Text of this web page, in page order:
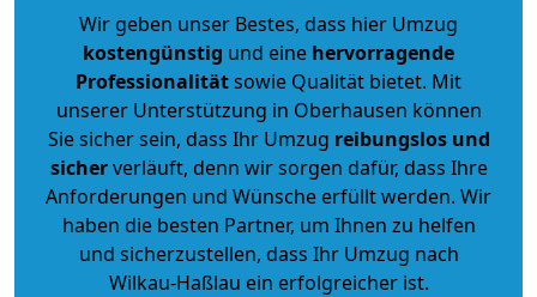
Wir geben unser Bestes, dass hier Umzug
kostengünstig und eine hervorragende
Professionalitätsowie Qualität bietet. Mit
unserer Unterstützung in Oberhausen können
Sie sicher sein, dass Ihr Umzug reibungslos und
sicherverläuft, denn wir sorgen dafür, dass Ihre
Anforderungen und Wünsche erfüllt werden. Wir
haben die besten Partner, um Ihnen zu helfen
und sicherzustellen, dass Ihr Umzug nach
Wilkau-Haßlau ein erfolgreicher ist.